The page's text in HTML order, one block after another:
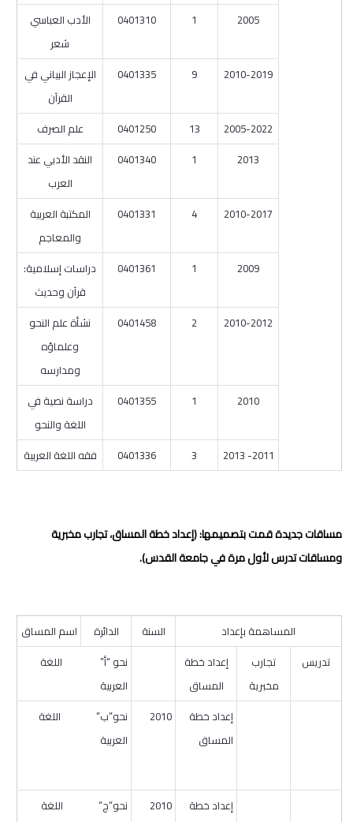
2005
1
0401310
الأدب العباسي
شعر
2010-2019
9
0401335
الإعجاز البياني في
القرآن
2005-2022
13
0401250
علم الصرف
2013
1
0401340
النقد الأدبي عند
العرب
2010-2017
4
0401331
المكتبة العربية
والمعاجم
2009
1
0401361
دراسات إسلامية:
قرآن وحديث
2010-2012
2
0401458
نشأة علم النحو
وعلماؤه
ومدارسه
2010
1
0401355
دراسة نصية في
اللغة والنحو
2011- 2013
3
0401336 فقه اللغة العربية
مساقات جديدة قمت بتصميمها: (إعداد خطة المساق، تجارب مخبرية
ومساقات تدرس لأول مرة في جامعة القدس).
المساهمة بإعداد السنة الدائرة
اسم المساق
تدريس
تجارب
مخبرية
إعداد خطة
المساق
نحو “أ” اللغة
العربية
إعداد خطة
المساق
2010
نحو”ب” اللغة
العربية
إعداد خطة
2010
نحو”ج” اللغة